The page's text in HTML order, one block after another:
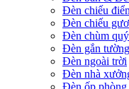
Đèn chiếu
Đèn chiếu
Đèn chùm
Đèn gắn tường
Đèn ngoài trời
Đèn nhà
Đèn ốp phòng